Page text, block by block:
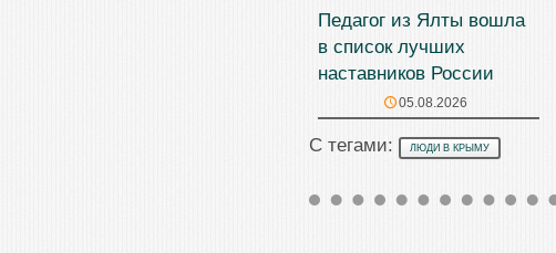
Педагог из Ялты вошла
в список лучших
наставников России
05.08.2026
С тегами: ЛЮДИ В КРЫМУ